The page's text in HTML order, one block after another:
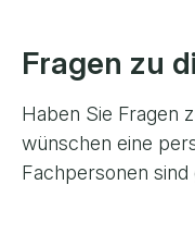
Fragen zu
Haben Sie Fragen
wünschen eine
Fachpersonen